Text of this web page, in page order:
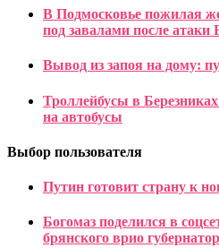
В Подмосковье пожилая
под завалами после
Вывод из запоя на дому:
Троллейбусы в
на автобусы
Выбор пользователя
Путин готовит страну к
Богомаз поделился в
брянского врио